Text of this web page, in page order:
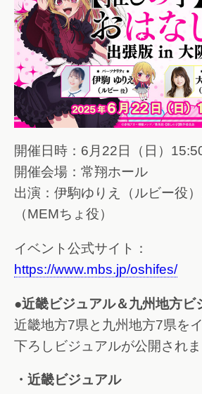
開催日時：6月22日（日）
開催会場：常翔ホール
出演：伊駒ゆりえ（ルビー役
（MEMちょ役）
イベント公式サイト：
https://www.mbs.jp/oshifes/
●近畿ビジュアル＆九州地方ビ
近畿地方7県と九州地方7県を
下ろしビジュアルが公開されま
・近畿ビジュアル